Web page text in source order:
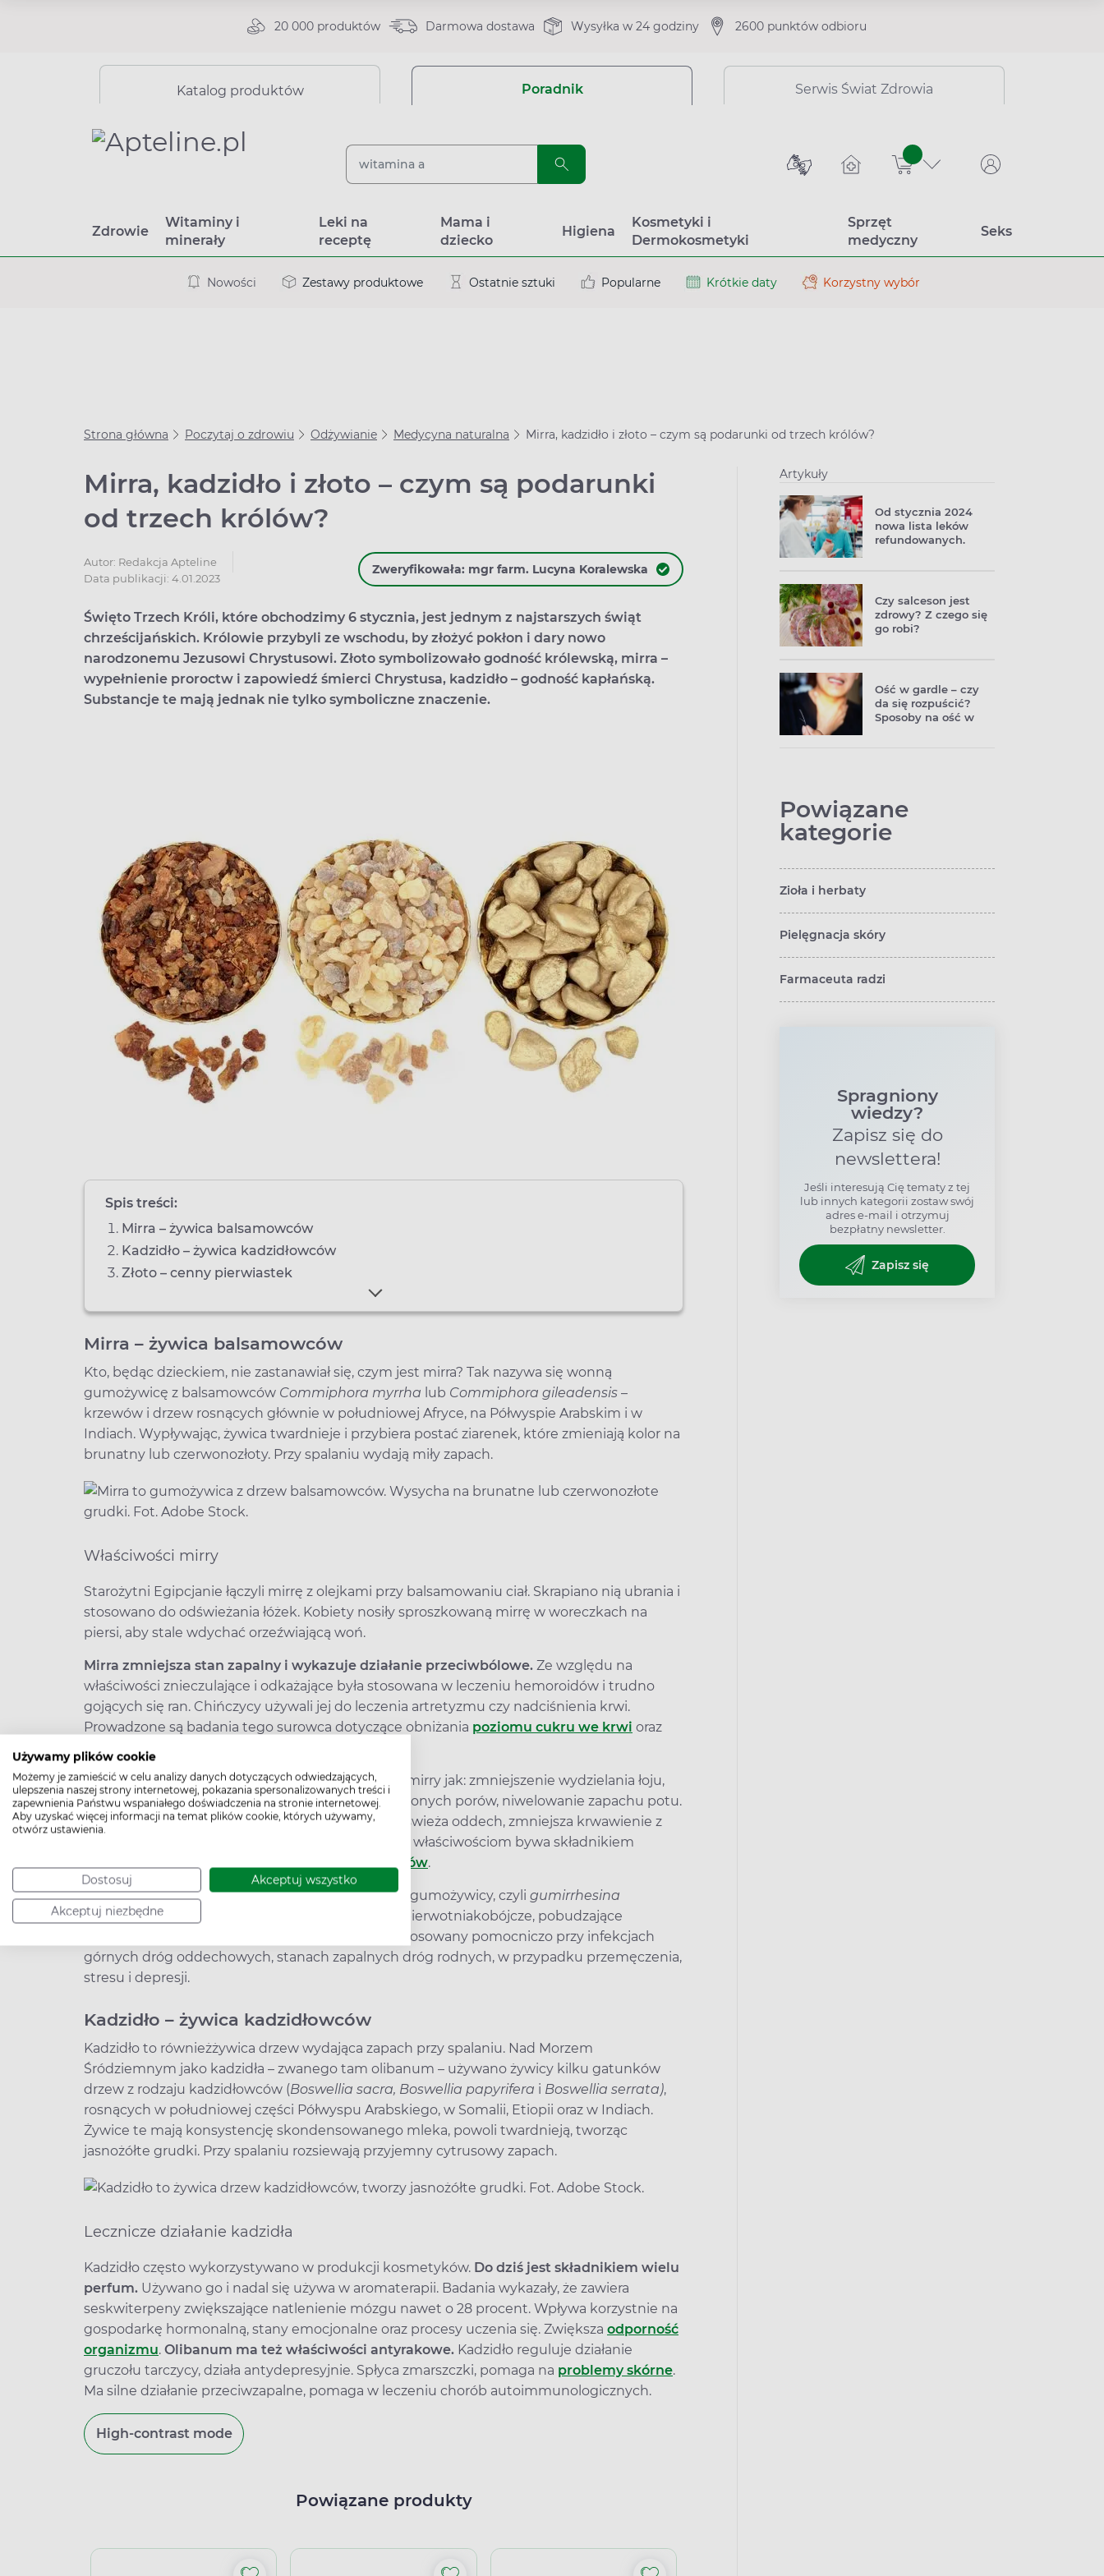
Używamy plików cookie
Możemy je zamieścić w celu analizy danych dotyczących odwiedzających,
ulepszenia naszej strony internetowej, pokazania spersonalizowanych treści i
zapewnienia Państwu wspaniałego doświadczenia na stronie internetowej.
Aby uzyskać więcej informacji na temat plików cookie, których używamy,
otwórz ustawienia.
Dostosuj Akceptuj wszystko
Akceptuj niezbędne
20 000 produktów Darmowa dostawa Wysyłka w 24 godziny 2600 punktów odbioru
Katalog produktów Poradnik Serwis Świat Zdrowia
sztuk
Zdrowie
Witaminy i
minerały
Leki na
receptę
Mama i
dziecko
Higiena
Kosmetyki i
Dermokosmetyki
Sprzęt
medyczny
Seks
Nowości Zestawy produktowe Ostatnie sztuki Popularne Krótkie daty Korzystny wybór
Strona główna Poczytaj o zdrowiu Odżywianie Medycyna naturalna Mirra, kadzidło i złoto – czym są podarunki od trzech królów?
Mirra, kadzidło i złoto – czym są podarunki
od trzech królów?
Autor: Redakcja Apteline
Data publikacji: 4.01.2023
Zweryfikowała: mgr farm. Lucyna Koralewska
Święto Trzech Króli, które obchodzimy 6 stycznia, jest jednym z najstarszych świąt
chrześcijańskich. Królowie przybyli ze wschodu, by złożyć pokłon i dary nowo
narodzonemu Jezusowi Chrystusowi. Złoto symbolizowało godność królewską, mirra –
wypełnienie proroctw i zapowiedź śmierci Chrystusa, kadzidło – godność kapłańską.
Substancje te mają jednak nie tylko symboliczne znaczenie.
Spis treści:
Mirra – żywica balsamowców
Kadzidło – żywica kadzidłowców
Złoto – cenny pierwiastek
Mirra – żywica balsamowców
Kto, będąc dzieckiem, nie zastanawiał się, czym jest mirra? Tak nazywa się wonną
gumożywicę z balsamowców Commiphora myrrha lub Commiphora gileadensis –
krzewów i drzew rosnących głównie w południowej Afryce, na Półwyspie Arabskim i w
Indiach. Wypływając, żywica twardnieje i przybiera postać ziarenek, które zmieniają kolor na
brunatny lub czerwonozłoty. Przy spalaniu wydają miły zapach.
Właściwości mirry
Starożytni Egipcjanie łączyli mirrę z olejkami przy balsamowaniu ciał. Skrapiano nią ubrania i
stosowano do odświeżania łóżek. Kobiety nosiły sproszkowaną mirrę w woreczkach na
piersi, aby stale wdychać orzeźwiającą woń.
Mirra zmniejsza stan zapalny i wykazuje działanie przeciwbólowe. Ze względu na
właściwości znieczulające i odkażające była stosowana w leczeniu hemoroidów i trudno
gojących się ran. Chińczycy używali jej do leczenia artretyzmu czy nadciśnienia krwi.
Prowadzone są badania tego surowca dotyczące obniżania poziomu cukru we krwi oraz
frakcji LDL cholesterolu (tzw. złego cholesterolu).
W kosmetycewykorzystuje się takie właściwości mirry jak: zmniejszenie wydzielania łoju,
działanie przeciwtrądzikowe, obkurczanie rozszerzonych porów, niwelowanie zapachu potu.
Poza tymmirra chroni zęby przed próchnicą
, odświeża oddech, zmniejsza krwawienie z
dziąseł oraz narastanie płytki nazębnej. Dzięki tym właściwościom bywa składnikiem
past do zębów.
Olejek z mirry(oleum myrrhaew odróżnieniu od gumożywicy, czyli gumirrhesina
myrrhae)wykazuje działanie przeciwbakteryjne, pierwotniakobójcze, pobudzające
psychicznie, hamujące stany zapalne. Może być stosowany pomocniczo przy infekcjach
górnych dróg oddechowych, stanach zapalnych dróg rodnych, w przypadku przemęczenia,
stresu i depresji.
Kadzidło – żywica kadzidłowców
Kadzidło to równieżżywica drzew wydająca zapach przy spalaniu. Nad Morzem
Śródziemnym jako kadzidła – zwanego tam olibanum – używano żywicy kilku gatunków
drzew z rodzaju kadzidłowców (Boswellia sacra, Boswellia papyrifera i Boswellia serrata),
rosnących w południowej części Półwyspu Arabskiego, w Somalii, Etiopii oraz w Indiach.
Żywice te mają konsystencję skondensowanego mleka, powoli twardnieją, tworząc
jasnożółte grudki. Przy spalaniu rozsiewają przyjemny cytrusowy zapach.
Lecznicze działanie kadzidła
Kadzidło często wykorzystywano w produkcji kosmetyków. Do dziś jest składnikiem wielu
perfum. Używano go i nadal się używa w aromaterapii. Badania wykazały, że zawiera
seskwiterpeny zwiększające natlenienie mózgu nawet o 28 procent. Wpływa korzystnie na
gospodarkę hormonalną, stany emocjonalne oraz procesy uczenia się. Zwiększa odporność
organizmu. Olibanum ma też właściwości antyrakowe. Kadzidło reguluje działanie
gruczołu tarczycy, działa antydepresyjnie. Spłyca zmarszczki, pomaga na problemy skórne.
Ma silne działanie przeciwzapalne, pomaga w leczeniu chorób autoimmunologicznych.
High-contrast mode
Powiązane produkty
Artykuły
Od stycznia 2024
nowa lista leków
refundowanych.
„65+”
Czy salceson jest
zdrowy? Z czego się
go robi?
Ość w gardle – czy
da się rozpuścić?
Sposoby na ość w
Powiązane
kategorie
Zioła i herbaty
Pielęgnacja skóry
Farmaceuta radzi
Spragniony
wiedzy?
Zapisz się do
newslettera!
Jeśli interesują Cię tematy z tej
lub innych kategorii zostaw swój
adres e-mail i otrzymuj
bezpłatny newsletter.
Zapisz się